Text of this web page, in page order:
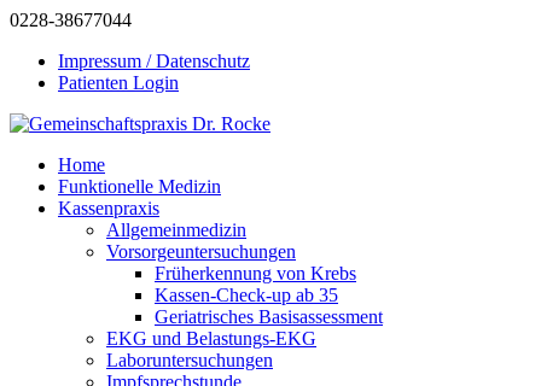
0228-38677044
Impressum / Datenschutz
Patienten Login
Home
Funktionelle Medizin
Kassenpraxis
Allgemeinmedizin
Vorsorgeuntersuchungen
Früherkennung von Krebs
Kassen-Check-up ab 35
Geriatrisches Basisassessment
EKG und Belastungs-EKG
Laboruntersuchungen
Impfsprechstunde